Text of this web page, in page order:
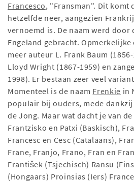
Francesco, "Fransman". Dit komt
hetzelfde neer, aangezien
vernoemd is. De naam werd door
Engeland gebracht.
meer auteur L. Frank Baum
Lloyd Wright (1867-1959) en
1998). Er bestaan zeer veel
Momenteel is de naam Frenkie in
populair bij ouders, mede
de Jong. Maar wat dacht je van
Frantzisko en Patxi (Baskisch),
Francesc en Cesc (Catalaans),
Frane, Franjo, Frano, Fran en
František (Tsjechisch) Ransu
(Hongaars) Proinsias (Iers)